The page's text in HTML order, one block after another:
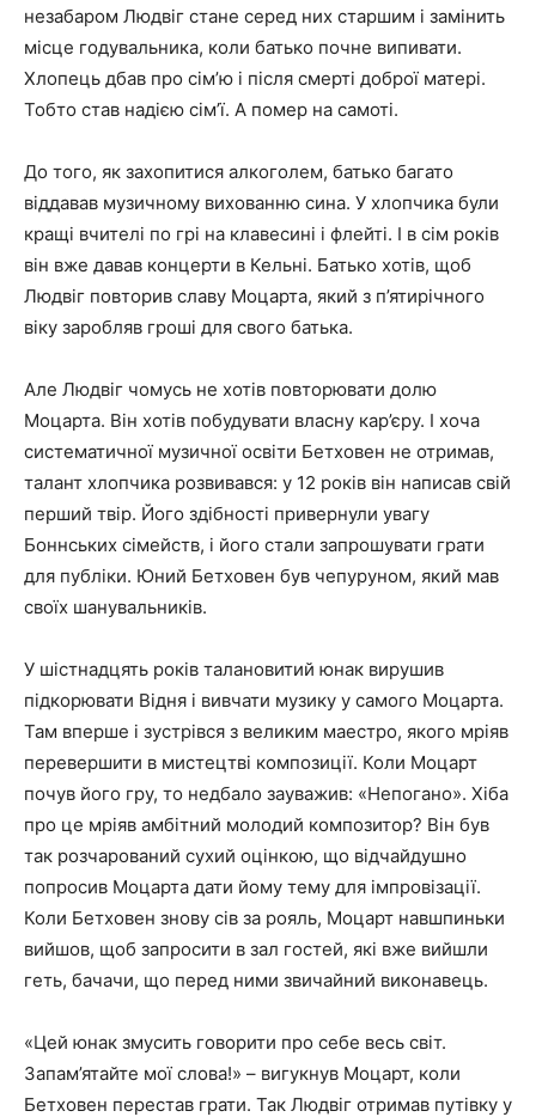
незабаром Людвіг стане серед них старшим і замінить
місце годувальника, коли батько почне випивати.
Хлопець дбав про сім’ю і після смерті доброї матері.
Тобто став надією сім’ї. А помер на самоті.
До того, як захопитися алкоголем, батько багато
віддавав музичному вихованню сина. У хлопчика були
кращі вчителі по грі на клавесині і флейті. І в сім років
він вже давав концерти в Кельні. Батько хотів, щоб
Людвіг повторив славу Моцарта, який з п’ятирічного
віку заробляв гроші для свого батька.
Але Людвіг чомусь не хотів повторювати долю
Моцарта. Він хотів побудувати власну кар’єру. І хоча
систематичної музичної освіти Бетховен не отримав,
талант хлопчика розвивався: у 12 років він написав свій
перший твір. Його здібності привернули увагу
Боннських сімейств, і його стали запрошувати грати
для публіки. Юний Бетховен був чепуруном, який мав
своїх шанувальників.
У шістнадцять років талановитий юнак вирушив
підкорювати Відня і вивчати музику у самого Моцарта.
Там вперше і зустрівся з великим маестро, якого мріяв
перевершити в мистецтві композиції. Коли Моцарт
почув його гру, то недбало зауважив: «Непогано». Хіба
про це мріяв амбітний молодий композитор? Він був
так розчарований сухий оцінкою, що відчайдушно
попросив Моцарта дати йому тему для імпровізації.
Коли Бетховен знову сів за рояль, Моцарт навшпиньки
вийшов, щоб запросити в зал гостей, які вже вийшли
геть, бачачи, що перед ними звичайний виконавець.
«Цей юнак змусить говорити про себе весь світ.
Запам’ятайте мої слова!» – вигукнув Моцарт, коли
Бетховен перестав грати. Так Людвіг отримав путівку у